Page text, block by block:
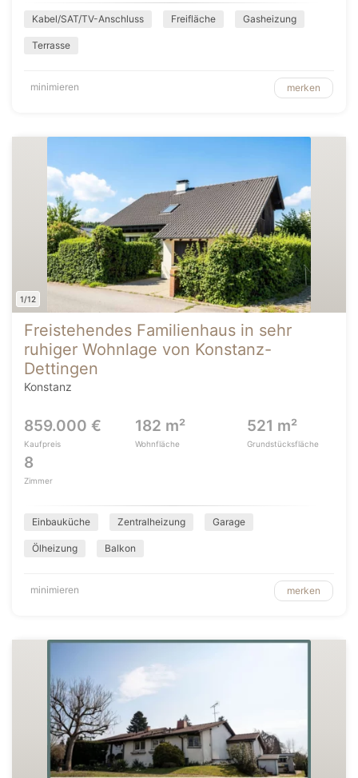
Kabel/SAT/TV-Anschluss Freifläche Gasheizung
Terrasse
minimieren merken
1/12
Freistehendes Familienhaus in sehr
ruhiger Wohnlage von Konstanz-
Dettingen
Konstanz
859.000 €
Kaufpreis
182 m²
Wohnfläche
521 m²
Grundstücksfläche
8
Zimmer
Einbauküche Zentralheizung Garage
Ölheizung Balkon
minimieren merken